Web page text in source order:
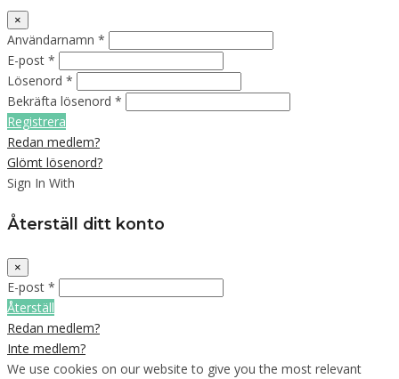
×
Användarnamn *
E-post *
Lösenord *
Bekräfta lösenord *
Registrera
Redan medlem?
Glömt lösenord?
Sign In With
Återställ ditt konto
×
E-post *
Återställ
Redan medlem?
Inte medlem?
We use cookies on our website to give you the most relevant